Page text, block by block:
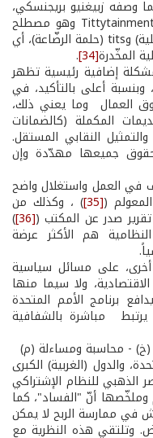
وصفه زبيغنيو بريجنسكي،
مستشار الرئيس الأميركي السابق، بـ Tittytainment وهو مصطلح
منحوت من عبارتي "Entertainment"(تسلية) وtits (حلمة الرضّاعة)، أي
المخّدرة[34]
.
إضافية رئيسية تظهر
أعلى بالتأكيد، في
العمال وما يعني ذلك،
المكملة (كالضمانات
النقابي المستقل.
جميعها مهدّدة وإن
في العمل واستغلال واضح
(
[35] ) ، وكذلك من
صدر عن المكتب ([36]
)
هم الأكثر عرضة
أخرى، على مسائل سياسية
ولا سيما منها
برنامج الأمم المتحدة
مباشرة بالشفافية
(خ) - محاسبة ومساءلة (م)
والدول (الغربية) الكبرى
الذهبي للنظام الإشتراكي
وملخّصها أنّ "الفساد"، كما
في ممارسة الربح لا يمكن
وتلتقي هذه النظرية مع